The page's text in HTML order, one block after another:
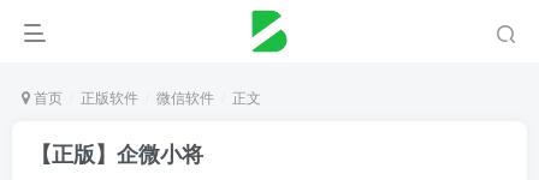
首页 正版软件 微信软件 正文
【正版】企微小将